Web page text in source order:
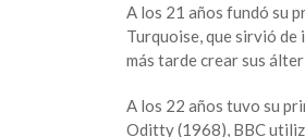
A los 21 años fundó su
Turquoise, que sirvió de
más tarde crear sus
A los 22 años tuvo su
Oditty (1968), BBC